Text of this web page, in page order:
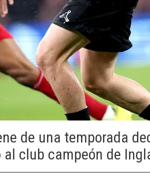
de una temporada
al club campeón de